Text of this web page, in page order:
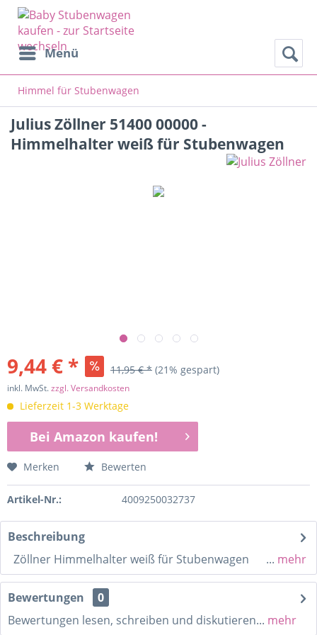
Menü
Himmel für Stubenwagen
Julius Zöllner 51400 00000 -
Himmelhalter weiß für Stubenwagen
9,44 € * 11,95 € * (21% gespart)
inkl. MwSt.zzgl. Versandkosten
Lieferzeit 1-3 Werktage
Bei Amazon kaufen!
Merken Bewerten
Artikel-Nr.: 4009250032737
Beschreibung
Zöllner Himmelhalter weiß für Stubenwagen ... mehr
Bewertungen
0
Bewertungen lesen, schreiben und diskutieren... mehr